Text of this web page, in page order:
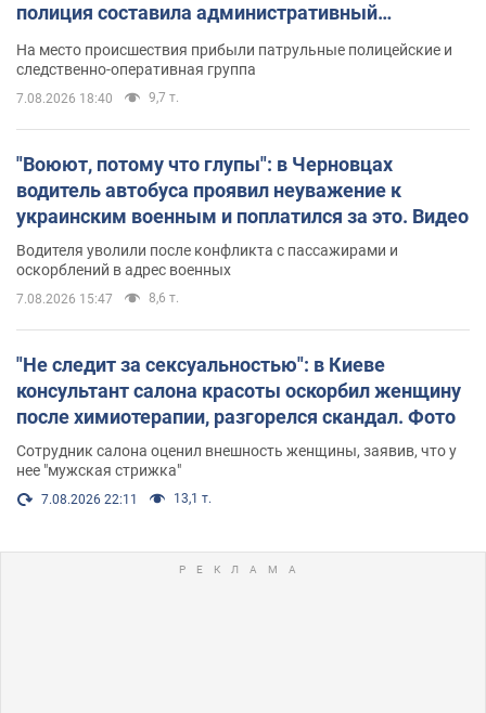
полиция составила административный
протокол. Видео
На место происшествия прибыли патрульные полицейские и
следственно-оперативная группа
7.08.2026 18:40 9,7 т.
"Воюют, потому что глупы": в Черновцах
водитель автобуса проявил неуважение к
украинским военным и поплатился за это. Видео
Водителя уволили после конфликта с пассажирами и
оскорблений в адрес военных
7.08.2026 15:47 8,6 т.
"Не следит за сексуальностью": в Киеве
консультант салона красоты оскорбил женщину
после химиотерапии, разгорелся скандал. Фото
Сотрудник салона оценил внешность женщины, заявив, что у
нее "мужская стрижка"
7.08.2026 22:11 13,1 т.